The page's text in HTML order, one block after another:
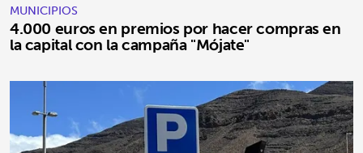
MUNICIPIOS
4.000 euros en premios por hacer compras en
la capital con la campaña "Mójate"